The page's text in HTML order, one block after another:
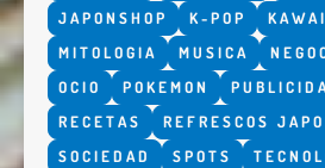
JAPONSHOP
K-POP
MITOLOGIA
MUSICA
OCIO
POKEMON
RECETAS
REFRESCOS
SOCIEDAD
SPOTS